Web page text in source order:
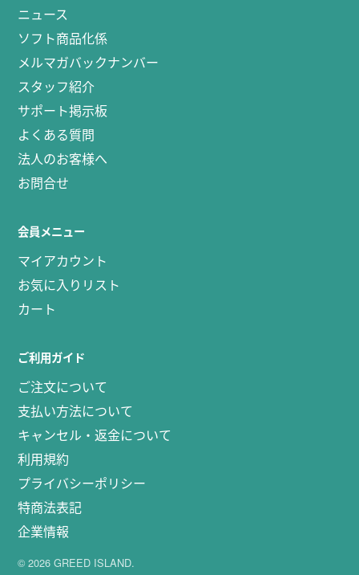
ニュース
ソフト商品化係
メルマガバックナンバー
スタッフ紹介
サポート掲示板
よくある質問
法人のお客様へ
お問合せ
会員メニュー
マイアカウント
お気に入りリスト
カート
ご利用ガイド
ご注文について
支払い方法について
キャンセル・返金について
利用規約
プライバシーポリシー
特商法表記
企業情報
© 2026 GREED ISLAND.